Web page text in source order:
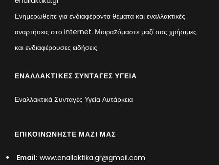
Ενημερωθείτε για ενδιαφέροντα θέματα και εναλλακτικές
αναρτήσεις στο internet. Μοιραzόμαστε μαζί σας χρήσιμες
και ενδιαφέρουσες ειδήσεις
ΕΝΑΛΛΑΚΤΙΚΈΣ ΣΥΝΤΑΓΈΣ ΥΓΕΊΑ
Εναλλακτικά Συνταγές Υγεία Αυτάρκεια
ΕΠΙΚΟΙΝΩΝΉΣΤΕ ΜΑΖΊ ΜΑΣ
Email: www.enallaktika.gr@gmail.com